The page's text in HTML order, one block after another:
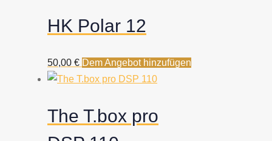
HK Polar 12
50,00 € Dem Angebot hinzufügen
The T.box pro